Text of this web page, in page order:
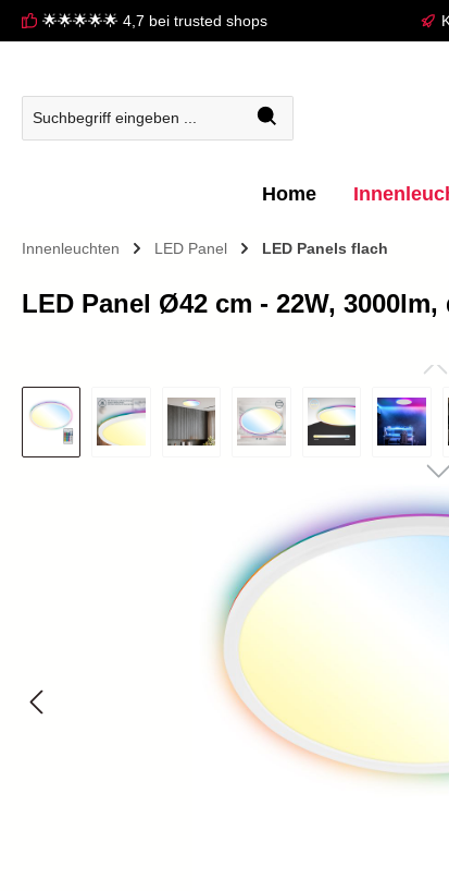
Zur Hauptnavigation springen
🌟🌟🌟🌟🌟 4,7 bei trusted shops
Home
Innenleuchten LED Panel LED Panels flach
LED Panel Ø42 cm - 22W,
Bildergalerie überspringen